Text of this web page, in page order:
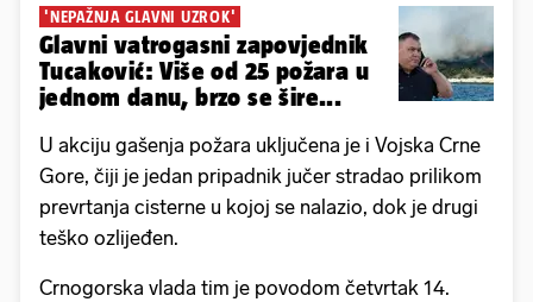
'NEPAŽNJA GLAVNI UZROK'
Glavni vatrogasni zapovjednik
Tucaković: Više od 25 požara u
jednom danu, brzo se šire...
U akciju gašenja požara uključena je i Vojska Crne
Gore, čiji je jedan pripadnik jučer stradao prilikom
prevrtanja cisterne u kojoj se nalazio, dok je drugi
teško ozlijeđen.
Crnogorska vlada tim je povodom četvrtak 14.